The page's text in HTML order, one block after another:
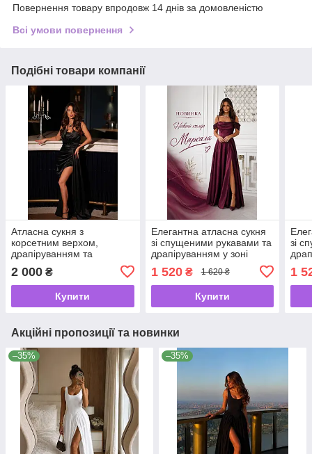
Повернення товару впродовж 14 днів за домовленістю
Всі умови повернення
Подібні товари компанії
Атласна сукня з
корсетним верхом,
драпіруванням та
ефектним шлейфом 7572
Розміри 46 -48
2 000 ₴
Купити
Елегантна атласна сукня
зі спущеними рукавами та
драпіруванням у зоні
декольте 7569 Розміри 42-
48
1 520₴ 1 620 ₴
Купити
зі
48
1
Акційні пропозиції та новинки
–35% –35%